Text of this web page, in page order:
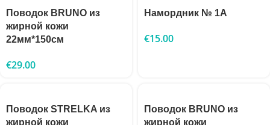
Поводок BRUNO из
жирной кожи
22мм*150см
€29.00
Намордник № 1A
€15.00
Поводок STRELKA из
жирной кожи
Поводок BRUNO из
жирной кожи